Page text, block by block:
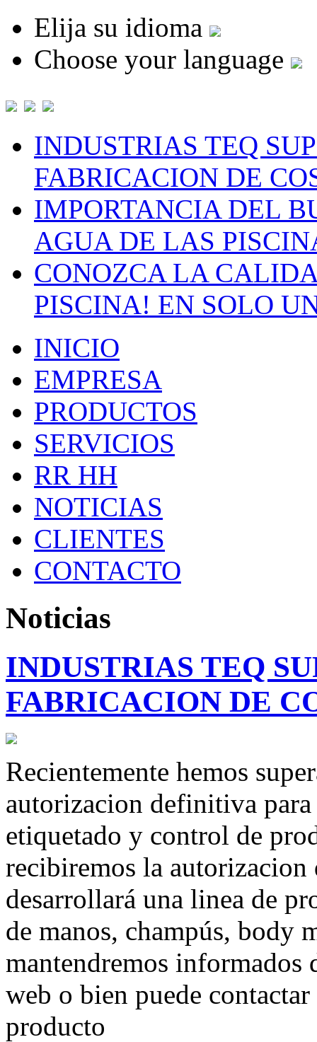
Elija su idioma
Choose your language
INDUSTRIAS TEQ
FABRICACION DE
IMPORTANCIA DEL
AGUA DE LAS
CONOZCA LA
PISCINA! EN SOLO
INICIO
EMPRESA
PRODUCTOS
SERVICIOS
RR HH
NOTICIAS
CLIENTES
CONTACTO
Noticias
INDUSTRIAS TEQ
FABRICACION DE
Recientemente hemos
autorizacion definitiva
etiquetado y control de
recibiremos la autorizacion
desarrollará una linea de
de manos, champús, body
mantendremos informados
web o bien puede
producto